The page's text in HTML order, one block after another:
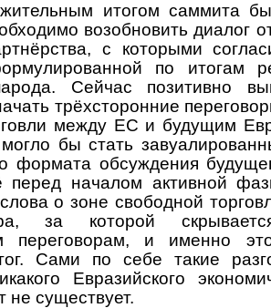
итогом саммита
возобновить диалог
с которыми
по итогам
Сейчас позитивно
трёхсторонние
между ЕС и будущим
могло бы стать
формата обсуждения
началом активной
о зоне свободной
за которой
переговорам, и именно
Сами по себе такие
Евразийского
существует.